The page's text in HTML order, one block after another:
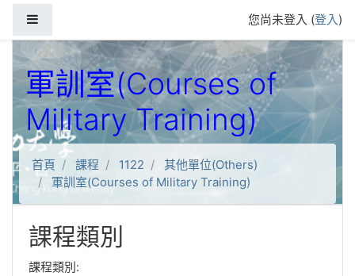
您尚未登入 (登入)
軍訓室(Courses of
Military Training)
首頁 課程 1122
其他單位(Others)
軍訓室(Courses of Military Training)
課程類別
課程類別: